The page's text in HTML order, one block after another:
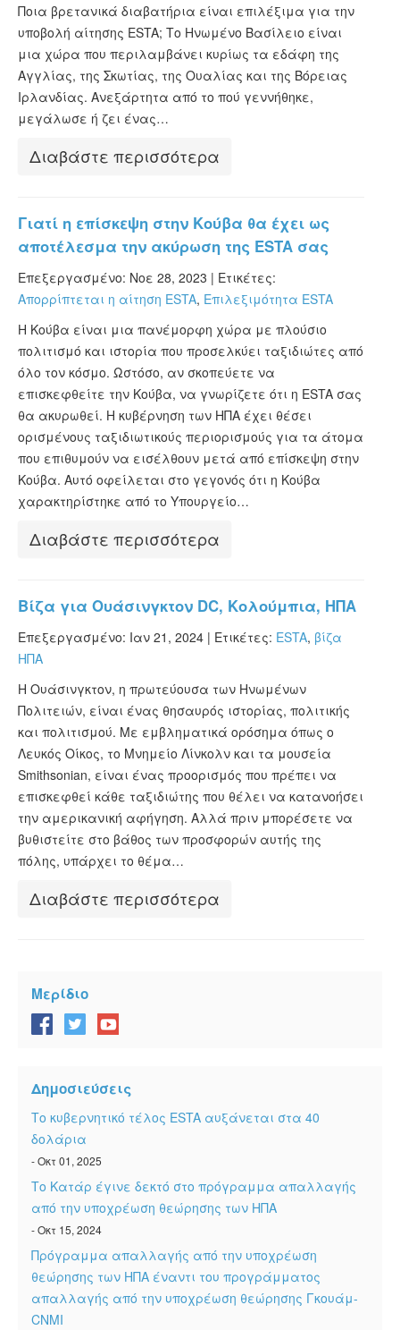
Ποια βρετανικά διαβατήρια είναι επιλέξιμα για την
υποβολή αίτησης ESTA; Το Ηνωμένο Βασίλειο είναι
μια χώρα που περιλαμβάνει κυρίως τα εδάφη της
Αγγλίας, της Σκωτίας, της Ουαλίας και της Βόρειας
Ιρλανδίας. Ανεξάρτητα από το πού γεννήθηκε,
μεγάλωσε ή ζει ένας…
Διαβάστε περισσότερα
Γιατί η επίσκεψη στην Κούβα θα έχει ως
αποτέλεσμα την ακύρωση της ESTA σας
Επεξεργασμένο: Νοε 28, 2023 | Ετικέτες:
Απορρίπτεται η αίτηση ESTA, Επιλεξιμότητα ESTA
Η Κούβα είναι μια πανέμορφη χώρα με πλούσιο
πολιτισμό και ιστορία που προσελκύει ταξιδιώτες από
όλο τον κόσμο. Ωστόσο, αν σκοπεύετε να
επισκεφθείτε την Κούβα, να γνωρίζετε ότι η ESTA σας
θα ακυρωθεί. Η κυβέρνηση των ΗΠΑ έχει θέσει
ορισμένους ταξιδιωτικούς περιορισμούς για τα άτομα
που επιθυμούν να εισέλθουν μετά από επίσκεψη στην
Κούβα. Αυτό οφείλεται στο γεγονός ότι η Κούβα
χαρακτηρίστηκε από το Υπουργείο…
Διαβάστε περισσότερα
Βίζα για Ουάσινγκτον DC, Κολούμπια, ΗΠΑ
Επεξεργασμένο: Ιαν 21, 2024 | Ετικέτες: ESTA, βίζα
ΗΠΑ
Η Ουάσινγκτον, η πρωτεύουσα των Ηνωμένων
Πολιτειών, είναι ένας θησαυρός ιστορίας, πολιτικής
και πολιτισμού. Με εμβληματικά ορόσημα όπως ο
Λευκός Οίκος, το Μνημείο Λίνκολν και τα μουσεία
Smithsonian, είναι ένας προορισμός που πρέπει να
επισκεφθεί κάθε ταξιδιώτης που θέλει να κατανοήσει
την αμερικανική αφήγηση. Αλλά πριν μπορέσετε να
βυθιστείτε στο βάθος των προσφορών αυτής της
πόλης, υπάρχει το θέμα…
Διαβάστε περισσότερα
Μερίδιο
Δημοσιεύσεις
Το κυβερνητικό τέλος ESTA αυξάνεται στα 40
δολάρια
- Οκτ 01, 2025
Το Κατάρ έγινε δεκτό στο πρόγραμμα απαλλαγής
από την υποχρέωση θεώρησης των ΗΠΑ
- Οκτ 15, 2024
Πρόγραμμα απαλλαγής από την υποχρέωση
θεώρησης των ΗΠΑ έναντι του προγράμματος
απαλλαγής από την υποχρέωση θεώρησης Γκουάμ-
CNMI